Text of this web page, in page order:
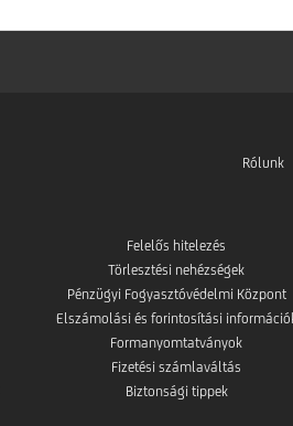
Rólunk
Felelős hitelezés
Törlesztési nehézségek
Pénzügyi Fogyasztóvédelmi Központ
Elszámolási és forintosítási
Formanyomtatványok
Fizetési számlaváltás
Biztonsági tippek